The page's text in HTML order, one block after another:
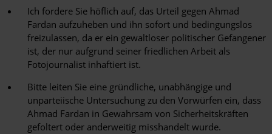
Ich fordere Sie höflich auf, das Urteil gegen Ahmad
Fardan aufzuheben und ihn sofort und bedingungslos
freizulassen, da er ein gewaltloser politischer Gefangener
ist, der nur aufgrund seiner friedlichen Arbeit als
Fotojournalist inhaftiert ist.
Bitte leiten Sie eine gründliche, unabhängige und
unparteiische Untersuchung zu den Vorwürfen ein, dass
Ahmad Fardan in Gewahrsam von Sicherheitskräften
gefoltert oder anderweitig misshandelt wurde.